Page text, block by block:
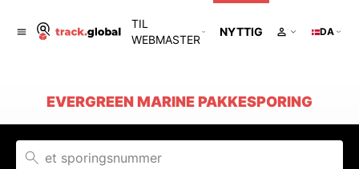
TIL
WEBMASTER
NYTTIG DA
EVERGREEN MARINE PAKKESPORING